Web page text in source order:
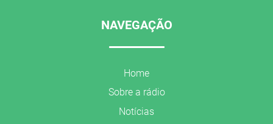
NAVEGAÇÃO
Home
Sobre a rádio
Notícias